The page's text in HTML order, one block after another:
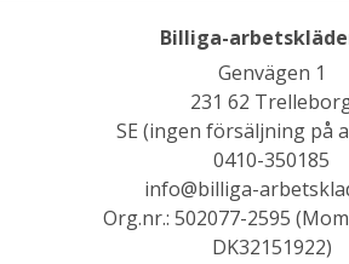
Billiga-
Genvägen 1
231 62
SE (ingen försäljning på
0410-350185
info@billiga-
Org.nr.: 502077-2595
DK32151922)